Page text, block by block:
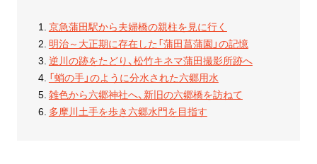
京急蒲田駅から夫婦橋の親柱を見に行く
明治～大正期に存在した「蒲田菖蒲園」の記憶
逆川の跡をたどり、松竹キネマ蒲田撮影所跡へ
「蛸の手」のように分水された六郷用水
雑色から六郷神社へ、新旧の六郷橋を訪ねて
多摩川土手を歩き六郷水門を目指す